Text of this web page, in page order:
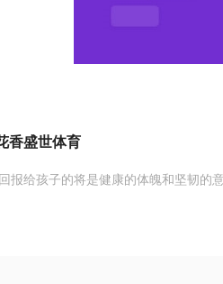
香盛世体育
报给孩子的将是健康的体魄和坚韧的